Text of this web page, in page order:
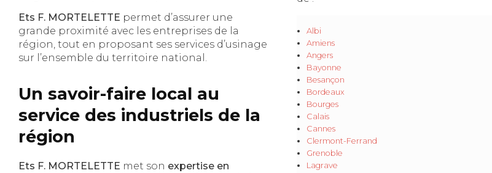
Ets F. MORTELETTE permet d’assurer une
grande proximité avec les entreprises de la
région, tout en proposant ses services d’usinage
sur l’ensemble du territoire national.
Un savoir-faire local au
service des industriels de la
région
Ets F. MORTELETTE met son expertise en
Albi
Amiens
Angers
Bayonne
Besançon
Bordeaux
Bourges
Calais
Cannes
Clermont-Ferrand
Grenoble
Lagrave